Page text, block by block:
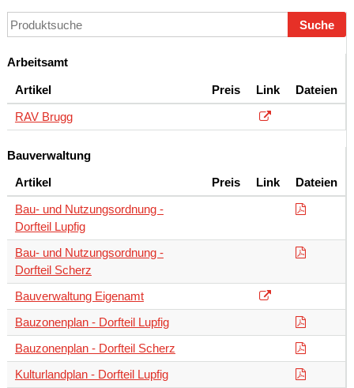
Suche
Arbeitsamt
Artikel Preis Link
Dateien
RAV Brugg
Bauverwaltung
Artikel Preis Link
Dateien
Bau- und Nutzungsordnung -
Dorfteil Lupfig
Bau- und Nutzungsordnung -
Dorfteil Scherz
Bauverwaltung Eigenamt
Bauzonenplan - Dorfteil Lupfig
Bauzonenplan - Dorfteil Scherz
Kulturlandplan - Dorfteil Lupfig